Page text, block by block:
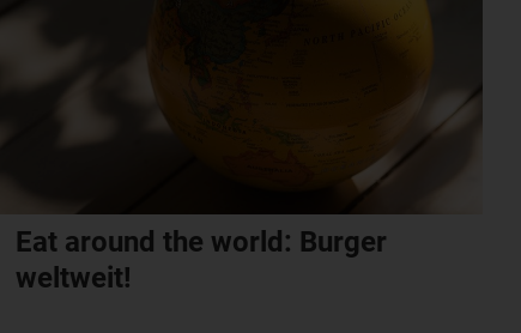
Eat around the world: Burger
weltweit!